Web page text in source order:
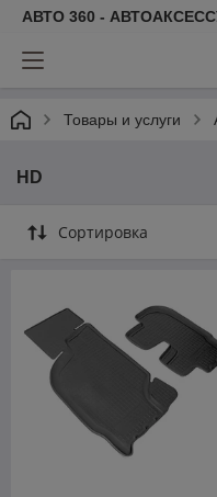
АВТО 360 -
Товары и услуги
HD
Сортировка